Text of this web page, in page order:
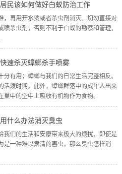
民该如何做好白蚁防治工作
，再用开水烫或者杀虫剂消灭。切勿直接对
喷杀虫剂，否则不利于白蚁的勘察和管理，
速杀灭蟑螂杀手喷雾
分有用；蟑螂与我们的日常生活完整相反。
活泼时期。此外，蟑螂群落中的成年人出来
巢中的空中上吸收有机物作为食物。
什么办法消灭臭虫
我们的生活和安康带来极大的烦扰，即使是
是一种难以肃清的害虫，那么臭虫怎样消